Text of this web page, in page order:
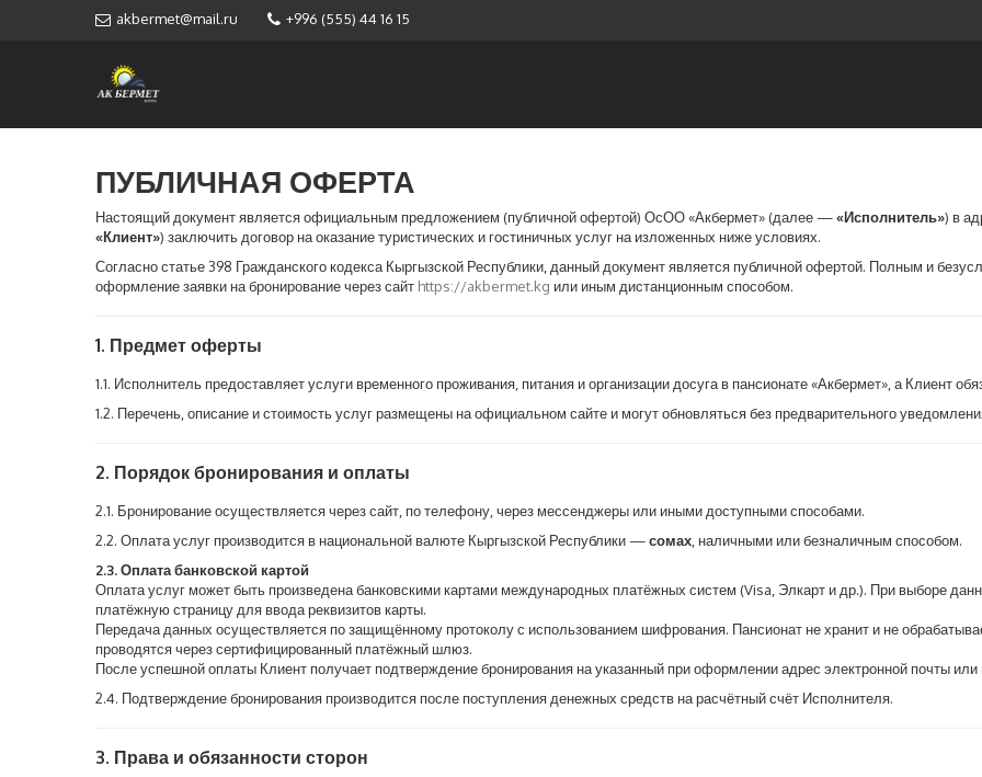
akbermet@mail.ru +996 (555) 44 16 15
ПУБЛИЧНАЯ ОФЕРТА
Настоящий документ является официальным предложением (публичной офертой) ОсОО «Акбермет» (далее —«Исполнитель») в
«Клиент») заключить договор на оказание туристических и гостиничных услуг на изложенных ниже условиях.
Согласно статье 398 Гражданского кодекса Кыргызской Республики, данный документ является публичной офертой. Полным и
оформление заявки на бронирование через сайт https://akbermet.kg или иным дистанционным способом.
1. Предмет оферты
1.1. Исполнитель предоставляет услуги временного проживания, питания и организации досуга в пансионате «Акбермет», а Клиент
1.2. Перечень, описание и стоимость услуг размещены на официальном сайте и могут обновляться без предварительного
2. Порядок бронирования и оплаты
2.1. Бронирование осуществляется через сайт, по телефону, через мессенджеры или иными доступными способами.
2.2. Оплата услуг производится в национальной валюте Кыргызской Республики —сомах , наличными или безналичным способом.
2.3. Оплата банковской картой
Оплата услуг может быть произведена банковскими картами международных платёжных систем (Visa, Элкарт и др.). При выборе
платёжную страницу для ввода реквизитов карты.
Передача данных осуществляется по защищённому протоколу с использованием шифрования. Пансионат не хранит и не
проводятся через сертифицированный платёжный шлюз.
После успешной оплаты Клиент получает подтверждение бронирования на указанный при оформлении адрес электронной почты
2.4. Подтверждение бронирования производится после поступления денежных средств на расчётный счёт Исполнителя.
3. Права и обязанности сторон